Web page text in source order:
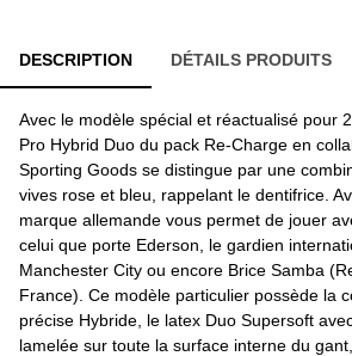
DESCRIPTION DÉTAILS PRODUITS
Avec le modèle spécial et réactualisé pour
Pro Hybrid Duo du pack Re-Charge en
Sporting Goods se distingue par une
vives rose et bleu, rappelant le dentifrice.
marque allemande vous permet de jouer
celui que porte Ederson, le gardien
Manchester City ou encore Brice Samba
France). Ce modèle particulier possède la
précise Hybride, le latex Duo Supersoft
lamelée sur toute la surface interne du